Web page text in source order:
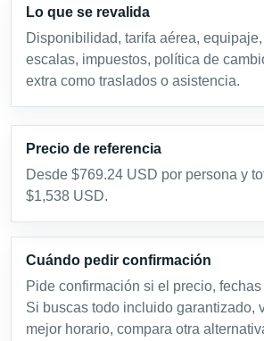
Lo que se revalida
Disponibilidad, tarifa aérea,
escalas, impuestos, política de
extra como traslados o asistencia.
Precio de referencia
Desde $769.24 USD por persona y
$1,538 USD.
Cuándo pedir confirmación
Pide confirmación si el precio,
Si buscas todo incluido garantizado,
mejor horario, compara otra